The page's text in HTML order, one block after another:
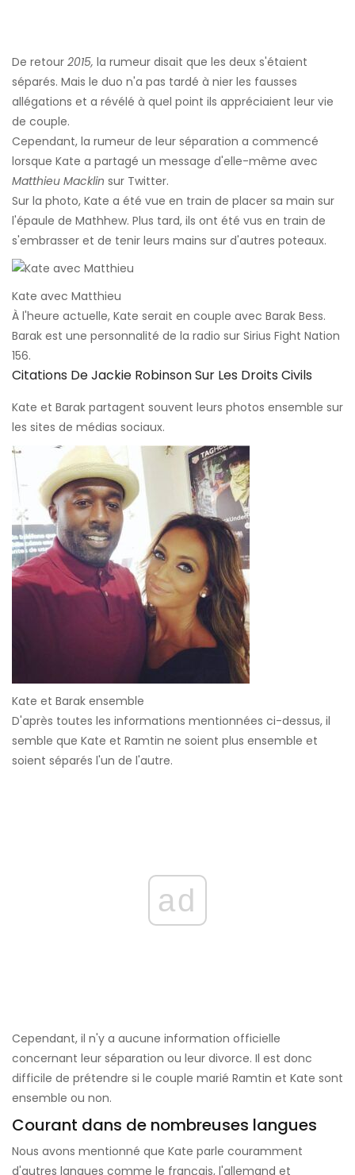
De retour 2015, la rumeur disait que les deux s'étaient
séparés. Mais le duo n'a pas tardé à nier les fausses
allégations et a révélé à quel point ils appréciaient leur vie
de couple.
Cependant, la rumeur de leur séparation a commencé
lorsque Kate a partagé un message d'elle-même avec
Matthieu Macklin sur Twitter.
Sur la photo, Kate a été vue en train de placer sa main sur
l'épaule de Mathhew. Plus tard, ils ont été vus en train de
s'embrasser et de tenir leurs mains sur d'autres poteaux.
Kate avec Matthieu
À l'heure actuelle, Kate serait en couple avec Barak Bess.
Barak est une personnalité de la radio sur Sirius Fight Nation
156.
Citations De Jackie Robinson Sur Les Droits Civils
Kate et Barak partagent souvent leurs photos ensemble sur
les sites de médias sociaux.
Kate et Barak ensemble
D'après toutes les informations mentionnées ci-dessus, il
semble que Kate et Ramtin ne soient plus ensemble et
soient séparés l'un de l'autre.
ad
Cependant, il n'y a aucune information officielle
concernant leur séparation ou leur divorce. Il est donc
difficile de prétendre si le couple marié Ramtin et Kate sont
ensemble ou non.
Courant dans de nombreuses langues
Nous avons mentionné que Kate parle couramment
d'autres langues comme le français, l'allemand et